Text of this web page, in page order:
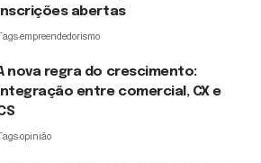
abertas
empreendedorismo
nova regra do crescimento:
entre comercial, CX e
opinião